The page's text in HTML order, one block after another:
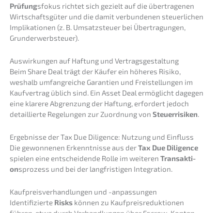
Prüfungsfokus richtet sich gezielt auf die übertra­ge­nen
Wirtschafts­gü­ter und die damit verbun­de­nen steuer­li­chen
Impli­ka­tio­nen (z. B. Umsatz­steu­er bei Übertra­gun­gen,
Grunderwerbsteuer).
Auswir­kun­gen auf Haftung und Vertragsgestaltung
Beim Share Deal trägt der Käufer ein höheres Risiko,
weshalb umfang­rei­che Garan­tien und Freistel­lun­gen im
Kaufver­trag üblich sind. Ein Asset Deal ermög­licht dagegen
eine klare­re Abgren­zung der Haftung, erfor­dert jedoch
detail­lier­te Regelun­gen zur Zuord­nung von Steuer­ri­si­ken.
Ergeb­nis­se der Tax Due Diligence: Nutzung und Einfluss
Die gewon­ne­nen Erkennt­nis­se aus derTax Due Diligence
spielen eine entschei­den­de Rolle im weite­ren Trans­ak­ti­
onsprozess und bei der langfris­ti­gen Integration.
Kaufpreis­ver­hand­lun­gen und -anpassungen
Identi­fi­zier­te Risks können zu Kaufpreis­re­duk­tio­nen